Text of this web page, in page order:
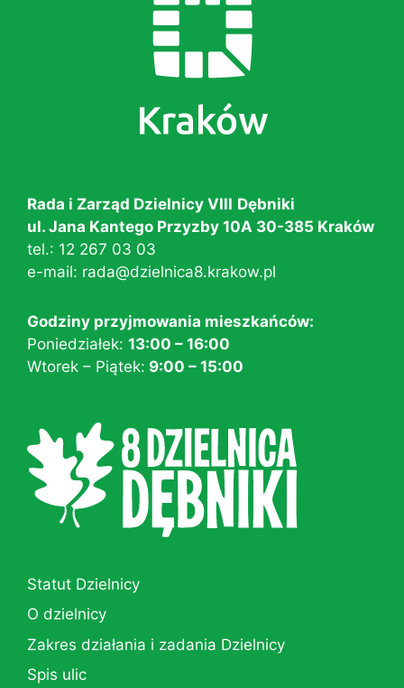
Rada i Zarząd Dzielnicy VIII Dębniki
ul. Jana Kantego Przyzby 10A 30-385 Kraków
tel.: 12 267 03 03
e-mail: rada@dzielnica8.krakow.pl
Godziny przyjmowania mieszkańców:
Poniedziałek: 13:00 – 16:00
Wtorek – Piątek: 9:00 – 15:00
Statut Dzielnicy
O dzielnicy
Zakres działania i zadania Dzielnicy
Spis ulic